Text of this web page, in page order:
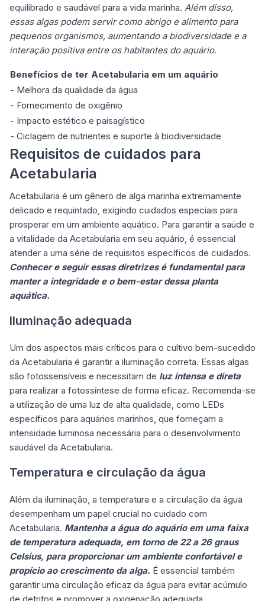
equilibrado e saudável para a vida marinha. Além disso,
essas algas podem servir como abrigo e alimento para
pequenos organismos, aumentando a biodiversidade e a
interação positiva entre os habitantes do aquário.
Benefícios de ter Acetabularia em um aquário
- Melhora da qualidade da água
- Fornecimento de oxigênio
- Impacto estético e paisagístico
- Ciclagem de nutrientes e suporte à biodiversidade
Requisitos de cuidados para
Acetabularia
Acetabularia é um gênero de alga marinha extremamente
delicado e requintado, exigindo cuidados especiais para
prosperar em um ambiente aquático. Para garantir a saúde e
a vitalidade da Acetabularia em seu aquário, é essencial
atender a uma série de requisitos específicos de cuidados.
Conhecer e seguir essas diretrizes é fundamental para
manter a integridade e o bem-estar dessa planta
aquática.
Iluminação adequada
Um dos aspectos mais críticos para o cultivo bem-sucedido
da Acetabularia é garantir a iluminação correta. Essas algas
são fotossensíveis e necessitam de luz intensa e direta
para realizar a fotossíntese de forma eficaz. Recomenda-se
a utilização de uma luz de alta qualidade, como LEDs
específicos para aquários marinhos, que forneçam a
intensidade luminosa necessária para o desenvolvimento
saudável da Acetabularia.
Temperatura e circulação da água
Além da iluminação, a temperatura e a circulação da água
desempenham um papel crucial no cuidado com
Acetabularia. Mantenha a água do aquário em uma faixa
de temperatura adequada, em torno de 22 a 26 graus
Celsius, para proporcionar um ambiente confortável e
propício ao crescimento da alga. É essencial também
garantir uma circulação eficaz da água para evitar acúmulo